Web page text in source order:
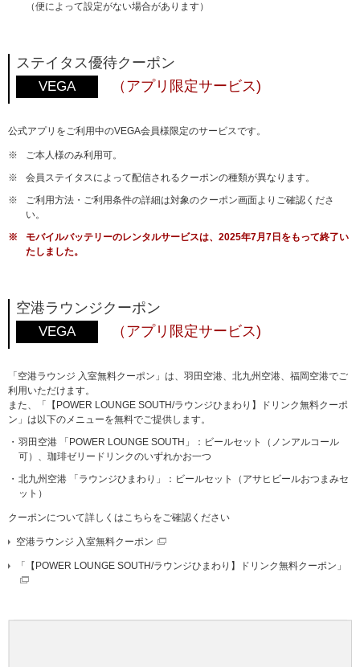
（便によって設定がない場合があります）
ステイタス優待クーポン
VEGA （アプリ限定サービス)
公式アプリをご利用中のVEGA会員様限定のサービスです。
※
ご本人様のみ利用可。
※
会員ステイタスによって配信されるクーポンの種類が異なります。
※
ご利用方法・ご利用条件の詳細は対象のクーポン画面よりご確認くださ
い。
※
モバイルバッテリーのレンタルサービスは、2025年7月7日をもって終了い
たしました。
空港ラウンジクーポン
VEGA （アプリ限定サービス)
「空港ラウンジ 入室無料クーポン」は、羽田空港、北九州空港、福岡空港でご
利用いただけます。
また、「【POWER LOUNGE SOUTH/ラウンジひまわり】ドリンク無料クーポ
ン」は以下のメニューを無料でご提供します。
羽田空港 「POWER LOUNGE SOUTH」：ビールセット（ノンアルコール
可）、珈琲ゼリードリンクのいずれかお一つ
北九州空港 「ラウンジひまわり」：ビールセット（アサヒビールおつまみセ
ット）
クーポンについて詳しくはこちらをご確認ください
空港ラウンジ 入室無料クーポン
「【POWER LOUNGE SOUTH/ラウンジひまわり】ドリンク無料クーポン」